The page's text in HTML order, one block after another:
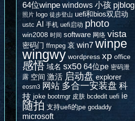
64位winpe windows 小孩 pjblog
照片 logo 徒步登山 uefi和bios双启动
ustc AI 手机 uefi启动 photo
win2008 时间 software 网络 vista
密码门 ffmpeg 哀 win7 winpe
wingwy wordpress xp office
感悟 域名 sx50 64位pe 密码泄
露 空间 激活 启动盘 explorer
eosm3 网站 多合一安装盘 科
技 joke bootmgr 皮肤 bcdedit uefi ie
随拍 支持uefi的pe godaddy
microsoft